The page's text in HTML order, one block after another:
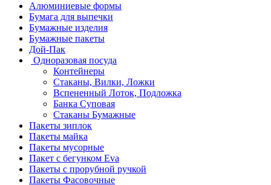
Алюминиевые формы
Бумага для выпечки
Бумажные изделия
Бумажные пакеты
Дой-Пак
Одноразовая посуда
Контейнеры
Стаканы, Вилки, Ложки
Вспененный Лоток, Подложка
Банка Суповая
Стаканы Бумажные
Пакеты зиплок
Пакеты майка
Пакеты мусорные
Пакет с бегунком Eva
Пакеты с прорубной ручкой
Пакеты Фасовочные